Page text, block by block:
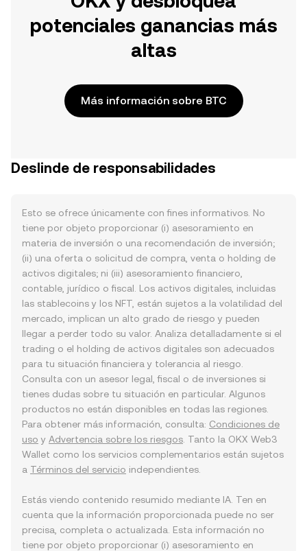
potenciales ganancias más
altas
Más información sobre BTC
Deslinde de responsabilidades
Esto se ofrece únicamente con fines informativos. No
tiene por objeto proporcionar (i) asesoramiento en
materia de inversión o una recomendación de inversión;
(ii) una oferta o solicitud de compra, venta o holding de
activos digitales; ni (iii) asesoramiento financiero,
contable, jurídico o fiscal. Los activos digitales, incluidas
las stablecoins y los NFT, están sujetos a la volatilidad del
mercado, implican un alto grado de riesgo y pueden
llegar a perder todo su valor. Analiza detalladamente si el
trading o el holding de activos digitales son adecuados
para tu situación financiera y tolerancia al riesgo.
Consulta con un asesor legal, fiscal o de inversiones si
tienes dudas sobre tu situación en particular. Algunos
productos no están disponibles en todas las regiones.
Para obtener más información, consulta: Condiciones de
uso y Advertencia sobre los riesgos . Tanto la OKX Web3
Wallet como los servicios complementarios están sujetos
a Términos del servicio independientes.
Estás viendo contenido resumido mediante IA. Ten en
cuenta que la información proporcionada puede no ser
precisa, completa o actualizada. Esta información no
tiene por objeto proporcionar (i) asesoramiento en